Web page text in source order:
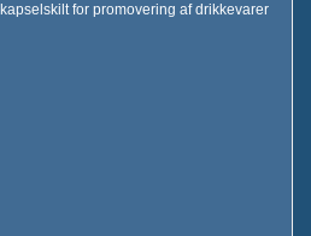
for promovering af drikkevarer